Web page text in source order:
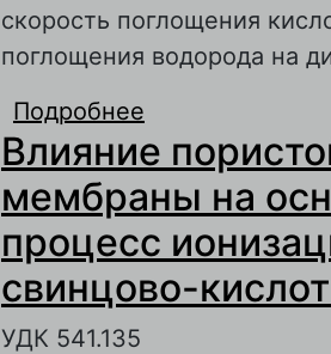
скорость поглощения
поглощения водорода на
Подробнее
свинцово-
Влияние
мембраны на
процесс
свинцово-
УДК 541.135